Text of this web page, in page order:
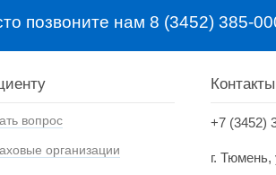
позвоните нам 8 (3452) 385-
вопрос
организации
Контакты
+7 (3452)
г.